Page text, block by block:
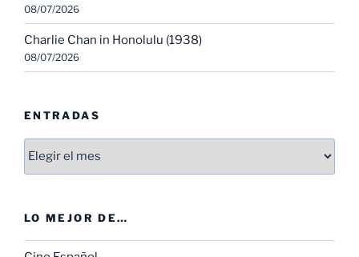
08/07/2026
Charlie Chan in Honolulu (1938)
08/07/2026
ENTRADAS
Entradas
LO MEJOR DE…